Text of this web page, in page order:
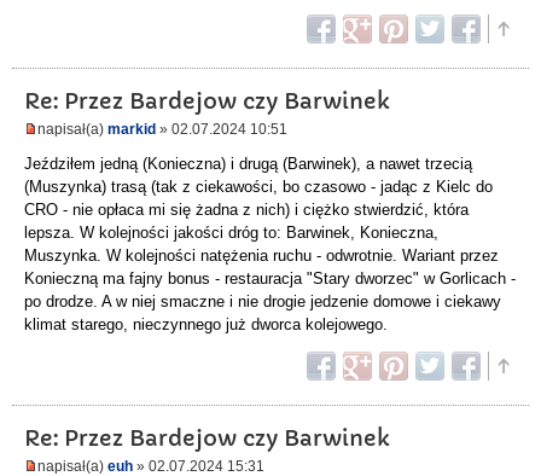
Re: Przez Bardejow czy Barwinek
napisał(a) markid » 02.07.2024 10:51
Jeździłem jedną (Konieczna) i drugą (Barwinek), a nawet trzecią
(Muszynka) trasą (tak z ciekawości, bo czasowo - jadąc z Kielc do
CRO - nie opłaca mi się żadna z nich) i ciężko stwierdzić, która
lepsza. W kolejności jakości dróg to: Barwinek, Konieczna,
Muszynka. W kolejności natężenia ruchu - odwrotnie. Wariant przez
Konieczną ma fajny bonus - restauracja "Stary dworzec" w Gorlicach -
po drodze. A w niej smaczne i nie drogie jedzenie domowe i ciekawy
klimat starego, nieczynnego już dworca kolejowego.
Re: Przez Bardejow czy Barwinek
napisał(a) euh » 02.07.2024 15:31